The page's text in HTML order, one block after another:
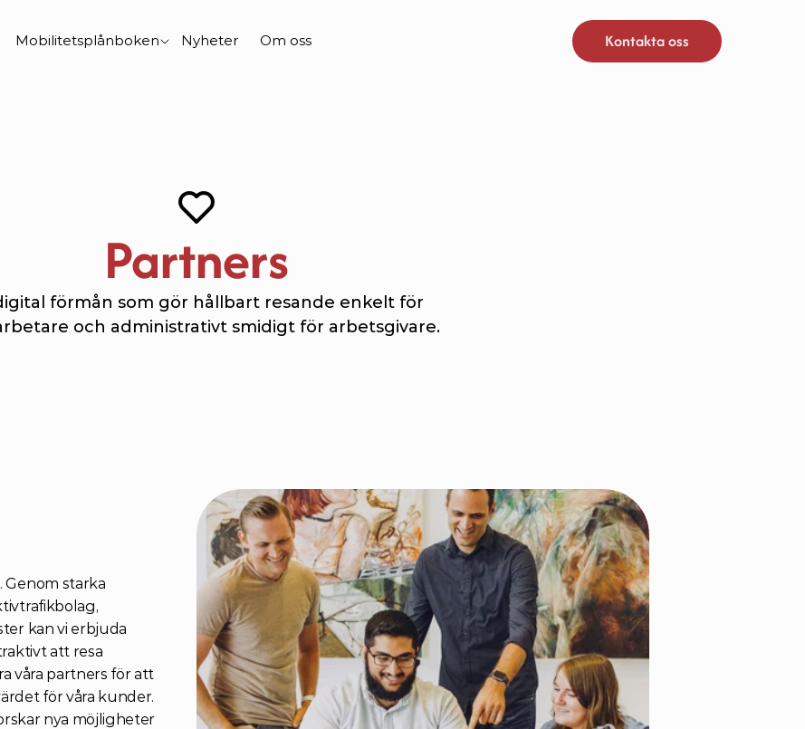
Mobilitetsplånboken Nyheter Om oss Kontakta oss
Partners
förmån som gör hållbart resande enkelt för
och administrativt smidigt för arbetsgivare.
Genom starka
kan vi erbjuda
att resa
våra partners för att
för våra kunder.
nya möjligheter